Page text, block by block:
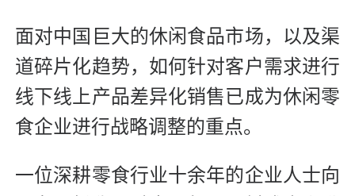
面对中国巨大的休闲食品市场，以及渠
道碎片化趋势，如何针对客户需求进行
线下线上产品差异化销售已成为休闲零
食企业进行战略调整的重点。
一位深耕零食行业十余年的企业人士向